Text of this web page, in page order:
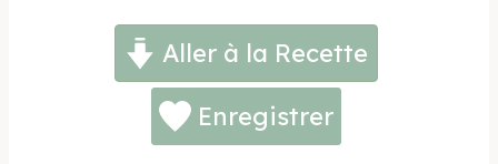
Aller à la Recette
Enregistrer